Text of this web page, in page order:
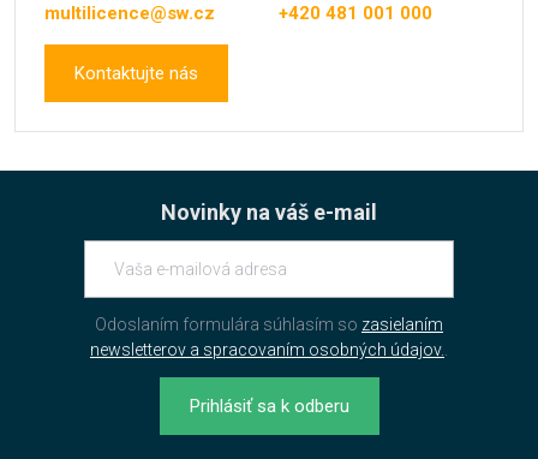
multilicence@sw.cz
+420 481 001 000
Kontaktujte nás
Novinky na váš e-mail
Odoslaním formulára súhlasím so zasielaním
newsletterov a spracovaním osobných údajov.
Prihlásiť sa k odberu